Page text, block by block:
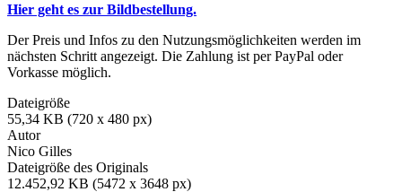
Hier geht es zur Bildbestellung.
Der Preis und Infos zu den Nutzungsmöglichkeiten werden im
nächsten Schritt angezeigt. Die Zahlung ist per PayPal oder
Vorkasse möglich.
Dateigröße
55,34 KB (720 x 480 px)
Autor
Nico Gilles
Dateigröße des Originals
12.452,92 KB (5472 x 3648 px)